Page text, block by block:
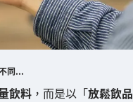
同...
飲料 ，而是以「放鬆飲品